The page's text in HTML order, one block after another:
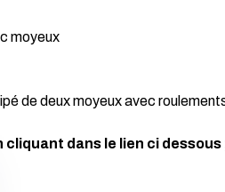
moyeux
de deux moyeux avec
cliquant dans le lien ci dessous